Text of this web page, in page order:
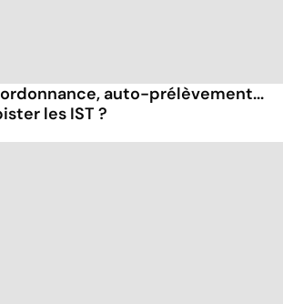
auto-prélèvement...
les IST ?